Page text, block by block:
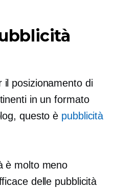
il posizionamento di
in un formato
questo è pubblicità
è molto meno
delle pubblicità